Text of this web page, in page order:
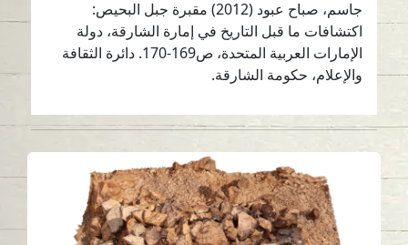
جاسم، صباح عبود (2012) مقبرة جبل البحيص:
اكتشافات ما قبل التاريخ في إمارة الشارقة، دولة
الإمارات العربية المتحدة، ص169-170. دائرة الثقافة
والإعلام، حكومة الشارقة.